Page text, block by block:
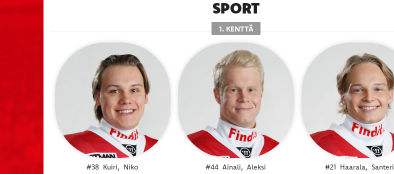
SPORT
1. KENTTÄ
#38 Kuiri, Niko #44 Ainali, Aleksi #21 Haarala, Santeri